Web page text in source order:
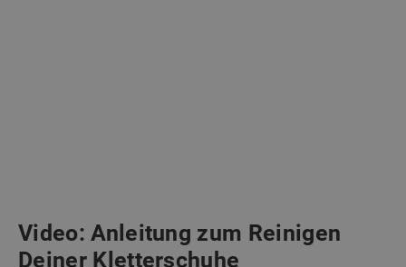
Video: Anleitung zum Reinigen
Deiner Kletterschuhe